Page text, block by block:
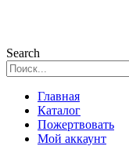
Search
Главная
Каталог
Пожертвовать
Мой аккаунт